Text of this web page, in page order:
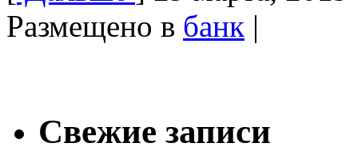
Размещено в банк |
Свежие записи